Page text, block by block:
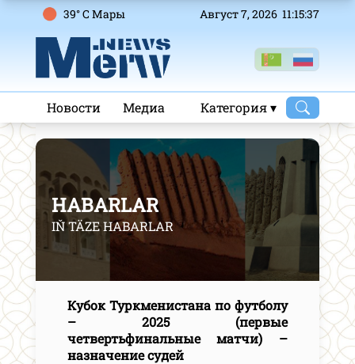
39° C Mары Август 7, 2026 11:15:38
Новости Медиа Категория ▾
HABARLAR
IŇ TÄZE HABARLAR
Кубок Туркменистана по футболу
– 2025 (первые
четвертьфинальные матчи) –
назначение судей